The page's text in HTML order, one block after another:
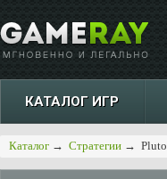
КАТАЛОГ ИГР
Каталог → Стратегии → Pluto